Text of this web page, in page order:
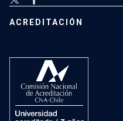
ACREDITACIÓN